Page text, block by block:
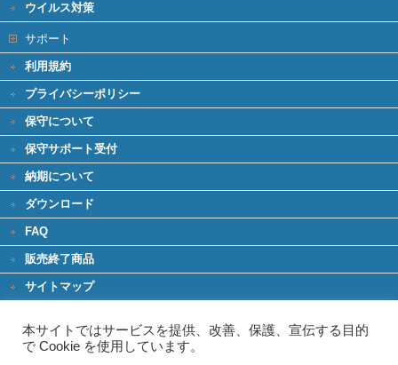
ウイルス対策
サポート
利用規約
プライバシーポリシー
保守について
保守サポート受付
納期について
ダウンロード
FAQ
販売終了商品
サイトマップ
グリーンIT
本サイトではサービスを提供、改善、保護、宣伝する目的
で Cookie を使用しています。